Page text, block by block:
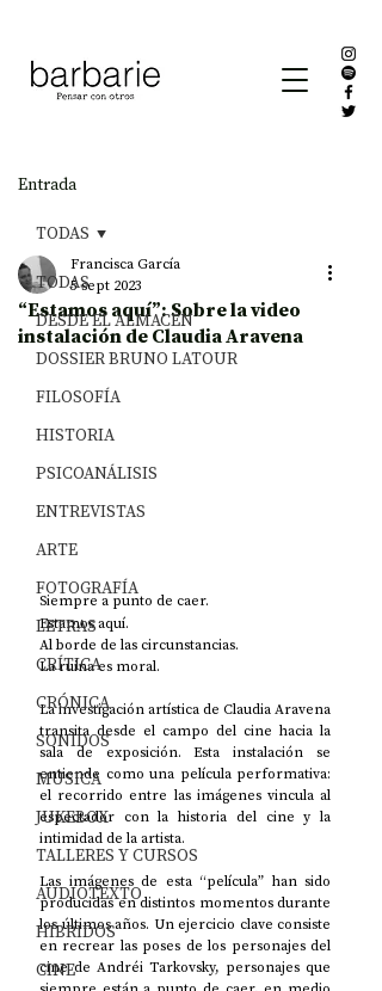
Entrada
TODAS
DESDE EL ALMACÉN
DOSSIER BRUNO LATOUR
FILOSOFÍA
HISTORIA
PSICOANÁLISIS
ENTREVISTAS
ARTE
FOTOGRAFÍA
LETRAS
CRÍTICA
CRÓNICA
SONIDOS
MÚSICA
JUKEBOX
TALLERES Y CURSOS
AUDIOTEXTO
HÍBRIDOS
CINE
TODAS
“Estamos aquí”: Sobre la video
instalación de Claudia Aravena
Francisca García
5 sept 2023
Siempre a punto de caer.
Estamos aquí.
Al borde de las circunstancias.
La ruina es moral.
La investigación artística de Claudia Aravena
transita desde el campo del cine hacia la
sala de exposición. Esta instalación se
entiende como una película performativa:
el recorrido entre las imágenes vincula al
espectador con la historia del cine y la
intimidad de la artista.
Las imágenes de esta “película” han sido
producidas en distintos momentos durante
los últimos años. Un ejercicio clave consiste
en recrear las poses de los personajes del
cine de Andréi Tarkovsky, personajes que